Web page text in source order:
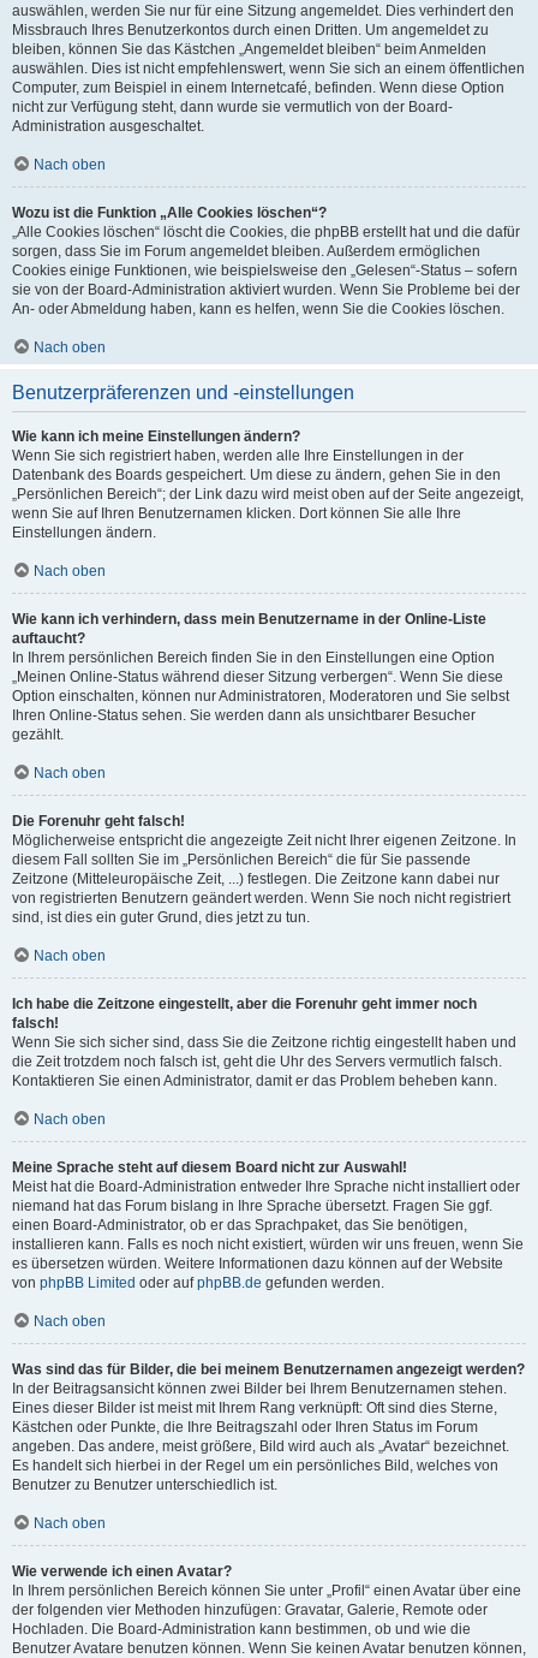
auswählen, werden Sie nur für eine Sitzung angemeldet. Dies verhindert den
Missbrauch Ihres Benutzerkontos durch einen Dritten. Um angemeldet zu
bleiben, können Sie das Kästchen „Angemeldet bleiben“ beim Anmelden
auswählen. Dies ist nicht empfehlenswert, wenn Sie sich an einem öffentlichen
Computer, zum Beispiel in einem Internetcafé, befinden. Wenn diese Option
nicht zur Verfügung steht, dann wurde sie vermutlich von der Board-
Administration ausgeschaltet.
Nach oben
Wozu ist die Funktion „Alle Cookies löschen“?
„Alle Cookies löschen“ löscht die Cookies, die phpBB erstellt hat und die dafür
sorgen, dass Sie im Forum angemeldet bleiben. Außerdem ermöglichen
Cookies einige Funktionen, wie beispielsweise den „Gelesen“-Status – sofern
sie von der Board-Administration aktiviert wurden. Wenn Sie Probleme bei der
An- oder Abmeldung haben, kann es helfen, wenn Sie die Cookies löschen.
Nach oben
Benutzerpräferenzen und -einstellungen
Wie kann ich meine Einstellungen ändern?
Wenn Sie sich registriert haben, werden alle Ihre Einstellungen in der
Datenbank des Boards gespeichert. Um diese zu ändern, gehen Sie in den
„Persönlichen Bereich“; der Link dazu wird meist oben auf der Seite angezeigt,
wenn Sie auf Ihren Benutzernamen klicken. Dort können Sie alle Ihre
Einstellungen ändern.
Nach oben
Wie kann ich verhindern, dass mein Benutzername in der Online-Liste
auftaucht?
In Ihrem persönlichen Bereich finden Sie in den Einstellungen eine Option
„Meinen Online-Status während dieser Sitzung verbergen“. Wenn Sie diese
Option einschalten, können nur Administratoren, Moderatoren und Sie selbst
Ihren Online-Status sehen. Sie werden dann als unsichtbarer Besucher
gezählt.
Nach oben
Die Forenuhr geht falsch!
Möglicherweise entspricht die angezeigte Zeit nicht Ihrer eigenen Zeitzone. In
diesem Fall sollten Sie im „Persönlichen Bereich“ die für Sie passende
Zeitzone (Mitteleuropäische Zeit, ...) festlegen. Die Zeitzone kann dabei nur
von registrierten Benutzern geändert werden. Wenn Sie noch nicht registriert
sind, ist dies ein guter Grund, dies jetzt zu tun.
Nach oben
Ich habe die Zeitzone eingestellt, aber die Forenuhr geht immer noch
falsch!
Wenn Sie sich sicher sind, dass Sie die Zeitzone richtig eingestellt haben und
die Zeit trotzdem noch falsch ist, geht die Uhr des Servers vermutlich falsch.
Kontaktieren Sie einen Administrator, damit er das Problem beheben kann.
Nach oben
Meine Sprache steht auf diesem Board nicht zur Auswahl!
Meist hat die Board-Administration entweder Ihre Sprache nicht installiert oder
niemand hat das Forum bislang in Ihre Sprache übersetzt. Fragen Sie ggf.
einen Board-Administrator, ob er das Sprachpaket, das Sie benötigen,
installieren kann. Falls es noch nicht existiert, würden wir uns freuen, wenn Sie
es übersetzen würden. Weitere Informationen dazu können auf der Website
von phpBB Limited oder aufphpBB.de gefunden werden.
Nach oben
Was sind das für Bilder, die bei meinem Benutzernamen angezeigt werden?
In der Beitragsansicht können zwei Bilder bei Ihrem Benutzernamen stehen.
Eines dieser Bilder ist meist mit Ihrem Rang verknüpft: Oft sind dies Sterne,
Kästchen oder Punkte, die Ihre Beitragszahl oder Ihren Status im Forum
angeben. Das andere, meist größere, Bild wird auch als „Avatar“ bezeichnet.
Es handelt sich hierbei in der Regel um ein persönliches Bild, welches von
Benutzer zu Benutzer unterschiedlich ist.
Nach oben
Wie verwende ich einen Avatar?
In Ihrem persönlichen Bereich können Sie unter „Profil“ einen Avatar über eine
der folgenden vier Methoden hinzufügen: Gravatar, Galerie, Remote oder
Hochladen. Die Board-Administration kann bestimmen, ob und wie die
Benutzer Avatare benutzen können. Wenn Sie keinen Avatar benutzen können,